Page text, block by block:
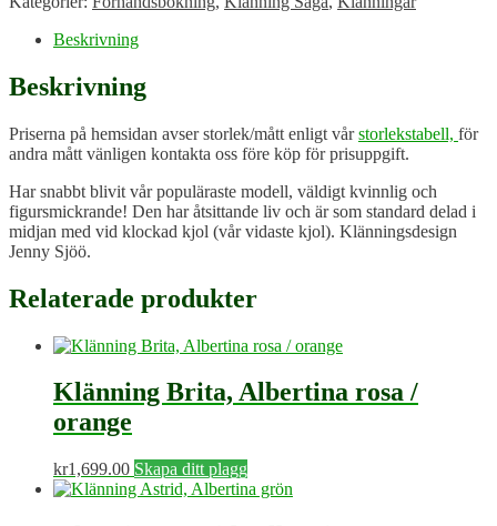
Beskrivning
Beskrivning
Priserna på hemsidan avser storlek/mått enligt vårstorlekstabell, för
andra mått vänligen kontakta oss före köp för prisuppgift.
Har snabbt blivit vår populäraste modell, väldigt kvinnlig och
figursmickrande! Den har åtsittande liv och är som standard delad i
midjan med vid klockad kjol (vår vidaste kjol). Klänningsdesign
Jenny Sjöö.
Relaterade produkter
Klänning Brita, Albertina rosa /
orange
kr1,699.00 Skapa ditt plagg